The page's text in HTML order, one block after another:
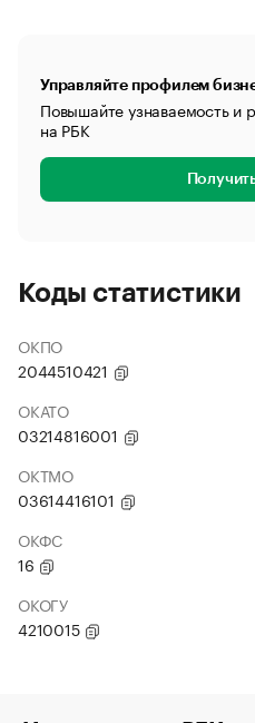
Управляйте профилем
Повышайте узнаваемость и
на РБК
Коды статистики
ОКПО
2044510421
ОКАТО
03214816001
ОКТМО
03614416101
ОКФС
16
ОКОГУ
4210015